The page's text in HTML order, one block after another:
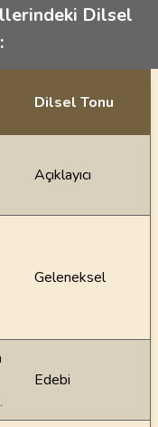
Dilsel
Dilsel Tonu
Açıklayıcı
Geleneksel
Edebi